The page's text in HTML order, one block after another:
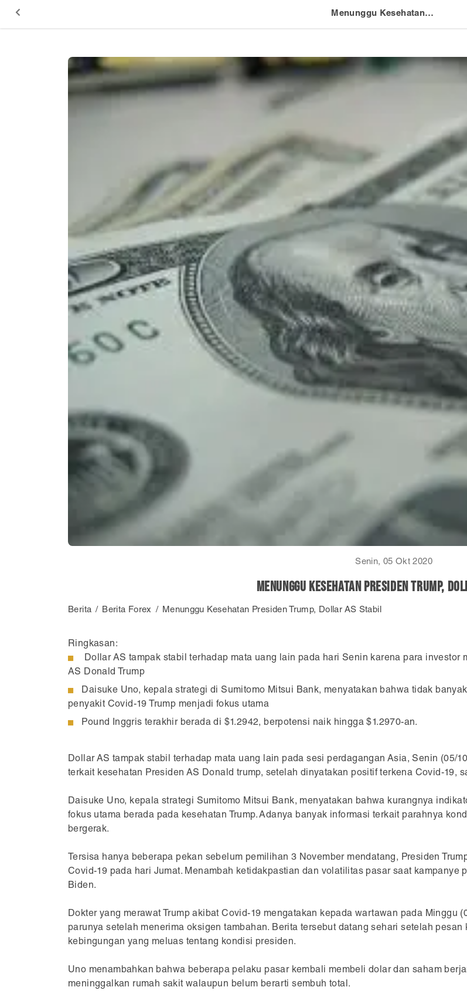
Menunggu Kesehatan Presiden Trump, Dollar AS Stabil
Senin, 05 Okt 2020
Menunggu Kesehatan Presiden Trump,
Berita Berita Forex Menunggu Kesehatan Presiden Trump, Dollar AS Stabil
Ringkasan:
Dollar AS tampak stabil terhadap mata uang lain pada hari Senin karena para
AS Donald Trump
Daisuke Uno, kepala strategi di Sumitomo Mitsui Bank, menyatakan bahwa tidak
penyakit Covid-19 Trump menjadi fokus utama
Pound Inggris terakhir berada di $1.2942, berpotensi naik hingga $1.2970-an.
Dollar AS tampak stabil terhadap mata uang lain pada sesi perdagangan Asia, Senin (05/
terkait kesehatan Presiden AS Donald trump, setelah dinyatakan positif terkena Covid-19,
Daisuke Uno, kepala strategi Sumitomo Mitsui Bank, menyatakan bahwa kurangnya
fokus utama berada pada kesehatan Trump. Adanya banyak informasi terkait parahnya
bergerak.
Tersisa hanya beberapa pekan sebelum pemilihan 3 November mendatang, Presiden
Covid-19 pada hari Jumat. Menambah ketidakpastian dan volatilitas pasar saat kampanye
Biden.
Dokter yang merawat Trump akibat Covid-19 mengatakan kepada wartawan pada Minggu
parunya setelah menerima oksigen tambahan. Berita tersebut datang sehari setelah
kebingungan yang meluas tentang kondisi presiden.
Uno menambahkan bahwa beberapa pelaku pasar kembali membeli dolar dan saham
meninggalkan rumah sakit walaupun belum berarti sembuh total.